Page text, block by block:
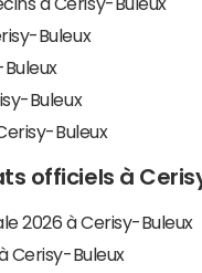
Buleux
Buleux
Buleux
officiels à
2026 à Cerisy-Buleux
Cerisy-Buleux